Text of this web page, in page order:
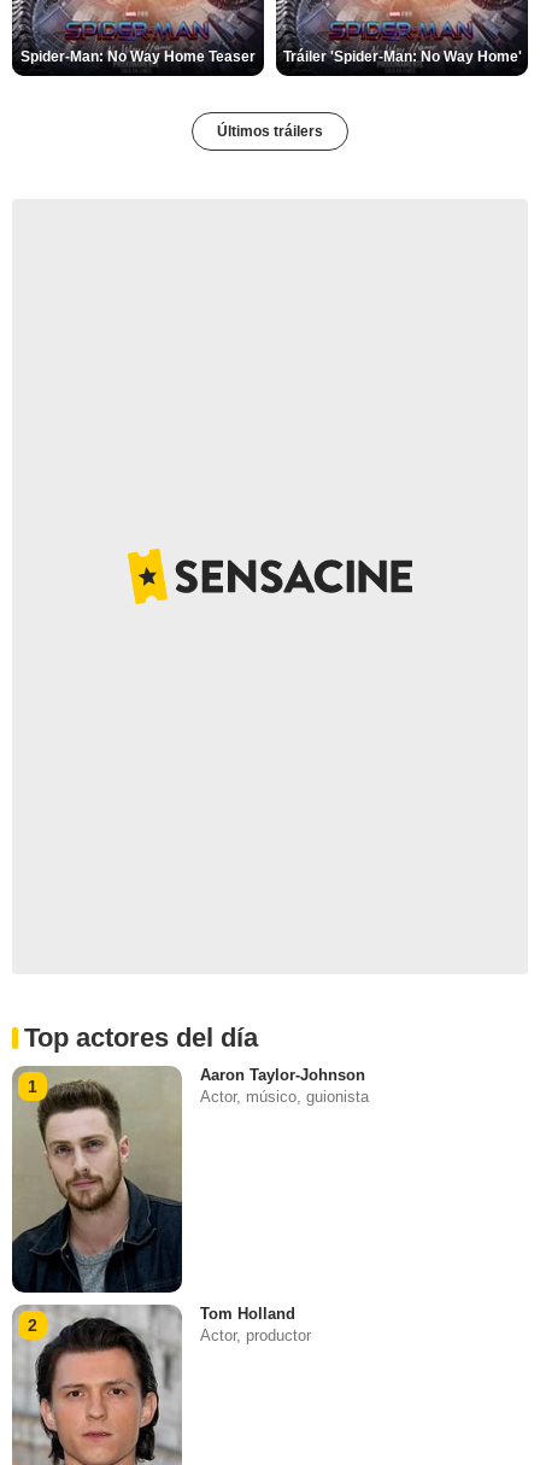
Spider-Man: No Way Home Teaser Tráiler 'Spider-Man: No Way Home'
Últimos tráilers
Top actores del día
1
Aaron Taylor-Johnson
Actor, músico, guionista
2
Tom Holland
Actor, productor